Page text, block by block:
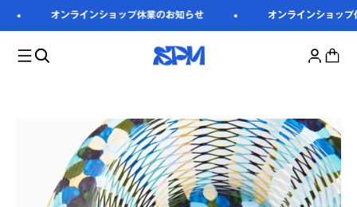
オンラインショップ休業のお知らせ オンラインショップ
メニューを開く
検索を開く
SUPER PAPER MARKET
アカウン
カート